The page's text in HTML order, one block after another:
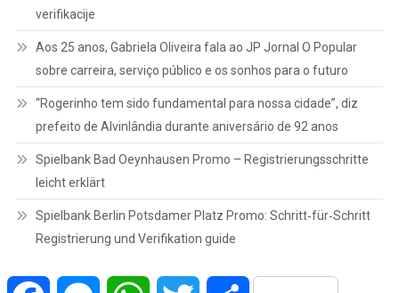
verifikacije
Aos 25 anos, Gabriela Oliveira fala ao JP Jornal O Popular
sobre carreira, serviço público e os sonhos para o futuro
“Rogerinho tem sido fundamental para nossa cidade”, diz
prefeito de Alvinlândia durante aniversário de 92 anos
Spielbank Bad Oeynhausen Promo – Registrierungsschritte
leicht erklärt
Spielbank Berlin Potsdamer Platz Promo: Schritt‑für‑Schritt
Registrierung und Verifikation guide
Facebook MessengerWhatsAppTwitter Share